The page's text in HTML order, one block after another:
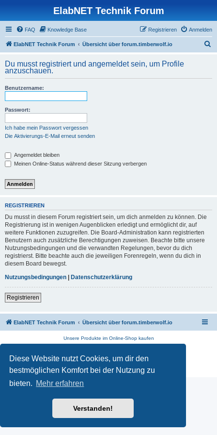
Diese Website nutzt Cookies, um dir den
bestmöglichen Komfort bei der Nutzung zu
bieten. Mehr erfahren
Verstanden!
ElabNET Technik Forum
FAQ Knowledge Base Anmelden
Registrieren
ElabNET Technik Forum Übersicht über forum.timberwolf.io
h
Du musst registriert und angemeldet sein, um Profile
anzuschauen.
Benutzername:
Passwort:
Ich habe mein Passwort vergessen
Die Aktivierungs-E-Mail erneut senden
Angemeldet bleiben
Meinen Online-Status während dieser Sitzung verbergen
REGISTRIEREN
Du musst in diesem Forum registriert sein, um dich anmelden zu können. Die
Registrierung ist in wenigen Augenblicken erledigt und ermöglicht dir, auf
weitere Funktionen zuzugreifen. Die Board-Administration kann registrierten
Benutzern auch zusätzliche Berechtigungen zuweisen. Beachte bitte unsere
Nutzungsbedingungen und die verwandten Regelungen, bevor du dich
registrierst. Bitte beachte auch die jeweiligen Forenregeln, wenn du dich in
diesem Board bewegst.
Nutzungsbedingungen | Datenschutzerklärung
Registrieren
ElabNET Technik Forum Übersicht über forum.timberwolf.io
Unsere Produkte im Online-Shop kaufen
Deutsche Übersetzung durch
phpBB.de
Datenschutz | Nutzungsbedingungen